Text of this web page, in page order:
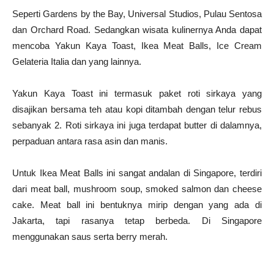
Seperti Gardens by the Bay, Universal Studios, Pulau Sentosa
dan Orchard Road. Sedangkan wisata kulinernya Anda dapat
mencoba Yakun Kaya Toast, Ikea Meat Balls, Ice Cream
Gelateria Italia dan yang lainnya.
Yakun Kaya Toast ini termasuk paket roti sirkaya yang
disajikan bersama teh atau kopi ditambah dengan telur rebus
sebanyak 2. Roti sirkaya ini juga terdapat butter di dalamnya,
perpaduan antara rasa asin dan manis.
Untuk Ikea Meat Balls ini sangat andalan di Singapore, terdiri
dari meat ball, mushroom soup, smoked salmon dan cheese
cake. Meat ball ini bentuknya mirip dengan yang ada di
Jakarta, tapi rasanya tetap berbeda. Di Singapore
menggunakan saus serta berry merah.